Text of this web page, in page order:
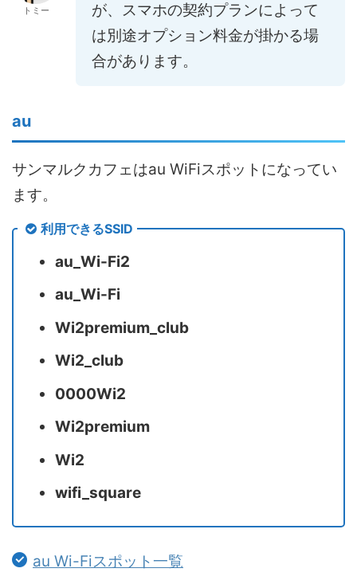
トミー
が、スマホの契約プランによって
は別途オプション料金が掛かる場
合があります。
au
サンマルクカフェはau WiFiスポットになってい
ます。
利用できるSSID
au_Wi-Fi2
au_Wi-Fi
Wi2premium_club
Wi2_club
0000Wi2
Wi2premium
Wi2
wifi_square
au Wi-Fiスポット一覧